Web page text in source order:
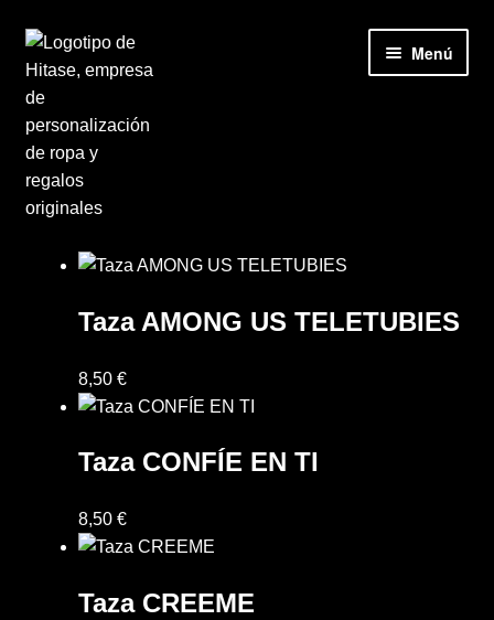
Ir
a
la
navegación
Ir
al
contenido
Menú
Accesorios
Camisetas
Deco Hogar
Finalizar compra
Taza AMONG US TELETUBIES
8,50 €
Taza CONFÍE EN TI
8,50 €
Taza CREEME